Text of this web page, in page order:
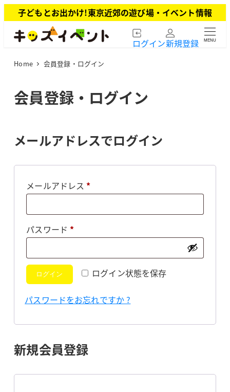
イ
子どもとお出かけ!東京近郊の遊び場・イベント情報
ログイン新規登録 MENU
Home 会員登録・ログイン
会員登録・ログイン
メールアドレスでログイン
メールアドレス *必
パスワード *必
ログイン状態を保存
ログイン
パスワードをお忘れですか ?
新規会員登録